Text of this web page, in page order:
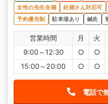
女性の先生在籍
妊婦さん対応可
予約優先制
駐車場あり 鍼灸
営業時間 月 火
9:00～12:30
○ ○
15:00～20:00
○ ○
電話で